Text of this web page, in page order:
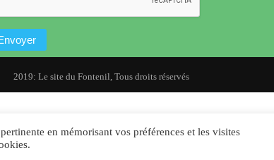
© 2019: Le site du Fontenil, Tous droits réservés
en mémorisant vos préférences et les visites